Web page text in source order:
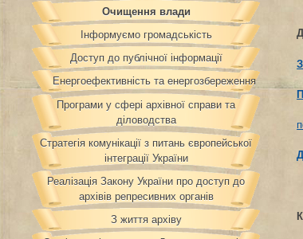
Очищення влади
Інформуємо громадськість
Доступ до публічної інформації
Енергоефективність та енергозбереження
Програми у сфері архівної справи та
діловодства
Стратегія комунікації з питань європейської
інтеграції України
Реалізація Закону України про доступ до
архівів репресивних органів
З життя архіву